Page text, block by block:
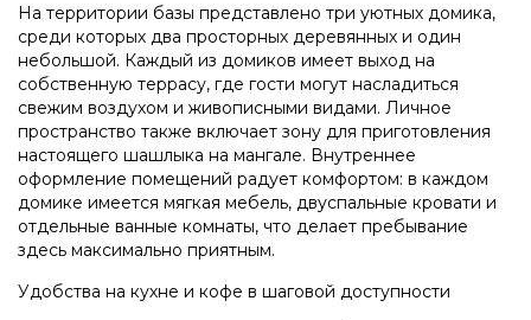
На территории базы представлено три уютных домика,
среди которых два просторных деревянных и один
небольшой. Каждый из домиков имеет выход на
собственную террасу, где гости могут насладиться
свежим воздухом и живописными видами. Личное
пространство также включает зону для приготовления
настоящего шашлыка на мангале. Внутреннее
оформление помещений радует комфортом: в каждом
домике имеется мягкая мебель, двуспальные кровати и
отдельные ванные комнаты, что делает пребывание
здесь максимально приятным.
Удобства на кухне и кофе в шаговой доступности